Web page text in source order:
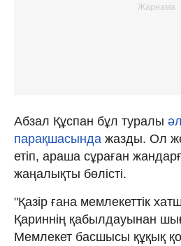
Абзал Құспан бұл туралы
парақшасында жазды. Ол
етіп, араша сұраған
жаңалықты бөлісті.
"Қазір ғана мемлекеттік
Қариннің қабылдауынан
Мемлекет басшысы құқық